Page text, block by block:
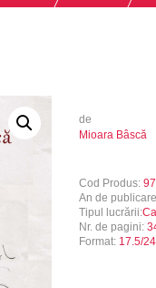
de
Mioara Bâscă
Cod Produs:
An de
Tipul lucrării:
Nr. de pagini:
Format: 17.5/